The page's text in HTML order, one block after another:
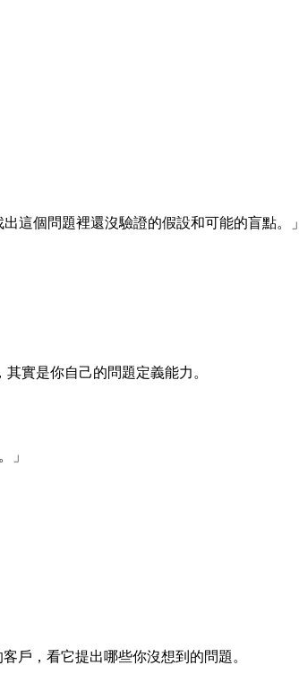
這個問題裡還沒驗證的假設和可能的盲點。」
實是你自己的問題定義能力。
」
戶，看它提出哪些你沒想到的問題。